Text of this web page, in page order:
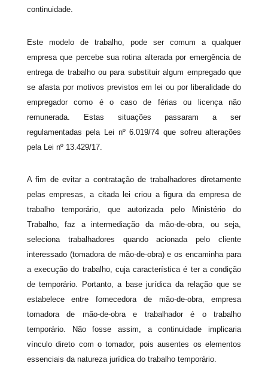
continuidade.
Este modelo de trabalho, pode ser comum a qualquer
empresa que percebe sua rotina alterada por emergência de
entrega de trabalho ou para substituir algum empregado que
se afasta por motivos previstos em lei ou por liberalidade do
empregador como é o caso de férias ou licença não
remunerada. Estas situações passaram a ser
regulamentadas pela Lei nº 6.019/74 que sofreu alterações
pela Lei nº 13.429/17.
A fim de evitar a contratação de trabalhadores diretamente
pelas empresas, a citada lei criou a figura da empresa de
trabalho temporário, que autorizada pelo Ministério do
Trabalho, faz a intermediação da mão-de-obra, ou seja,
seleciona trabalhadores quando acionada pelo cliente
interessado (tomadora de mão-de-obra) e os encaminha para
a execução do trabalho, cuja característica é ter a condição
de temporário. Portanto, a base jurídica da relação que se
estabelece entre fornecedora de mão-de-obra, empresa
tomadora de mão-de-obra e trabalhador é o trabalho
temporário. Não fosse assim, a continuidade implicaria
vínculo direto com o tomador, pois ausentes os elementos
essenciais da natureza jurídica do trabalho temporário.